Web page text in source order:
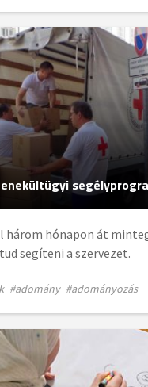
három hónapon át
segíteni a szervezet.
#adomány #adományozás